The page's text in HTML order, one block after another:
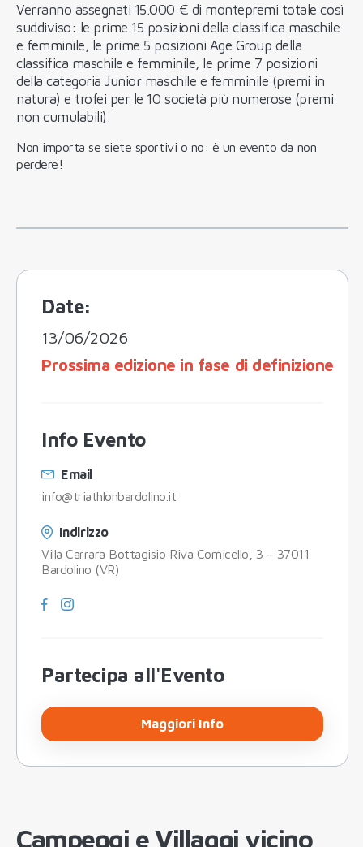
Verranno assegnati 15.000 € di montepremi totale così
suddiviso: le prime 15 posizioni della classifica maschile
e femminile, le prime 5 posizioni Age Group della
classifica maschile e femminile, le prime 7 posizioni
della categoria Junior maschile e femminile (premi in
natura) e trofei per le 10 società più numerose (premi
non cumulabili).
Non importa se siete sportivi o no: è un evento da non
perdere!
Date:
13/06/2026
Prossima edizione in fase di definizione
Info Evento
Email
info@triathlonbardolino.it
Indirizzo
Villa Carrara Bottagisio Riva Cornicello, 3 – 37011
Bardolino (VR)
Partecipa all'Evento
Maggiori Info
Campeggi e Villaggi vicino